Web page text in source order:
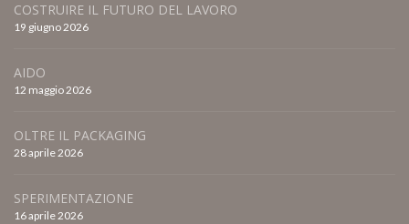
COSTRUIRE IL FUTURO DEL LAVORO
19 giugno 2026
AIDO
12 maggio 2026
OLTRE IL PACKAGING
28 aprile 2026
SPERIMENTAZIONE
16 aprile 2026